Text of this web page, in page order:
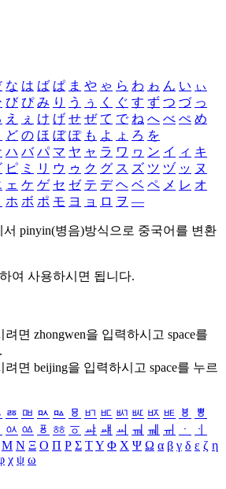
な は ば ぱ ま や ゃ ら わ ゎ ん い ぃ
び ぴ み り う ぅ く ぐ す ず つ づ っ
え ぇ け げ せ ぜ て で ね へ べ ぺ め
ど の ほ ぼ ぽ も よ ょ ろ を
ハ バ パ マ ヤ ャ ラ ワ ヮ ン イ ィ キ
ピ ミ リ ウ ゥ ク グ ス ズ ツ ヅ ッ ヌ
ェ ケ ゲ セ ゼ テ デ ヘ ベ ペ メ レ オ
ホ ボ ポ モ ヨ ョ ロ ヲ ―
서 pinyin(병음)방식으로 중국어를 변환
여 사용하시면 됩니다.
려면 zhongwen을 입력하시고 space를
려면 beijing을 입력하시고 space를 누르
ㅭ ㅮ ㅯ ㅰ ㅱ ㅲ ㅳ ㅴ ㅵ ㅶ ㅷ ㅸ
ㅹ
ㆂ ㆃ ㆄ ㆅ ㆆ ㆇ ㆈ ㆉ ㆊ ㆋ ㆌ ㆍ
ㆎ
Μ Ν Ξ Ο Π Ρ Σ ΤΥ Φ Χ Ψ Ω α β γ δ ε ζ η
χ ψ ω